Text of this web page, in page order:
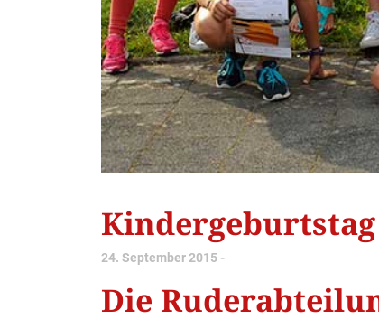
24. September 2015
Die